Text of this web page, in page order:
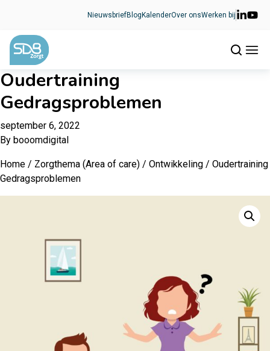
NieuwsbriefBlog KalenderOver onsWerken bij
Oudertraining
Gedragsproblemen
september 6, 2022
By booomdigital
Home / Zorgthema (Area of care) / Ontwikkeling / Oudertraining
Gedragsproblemen